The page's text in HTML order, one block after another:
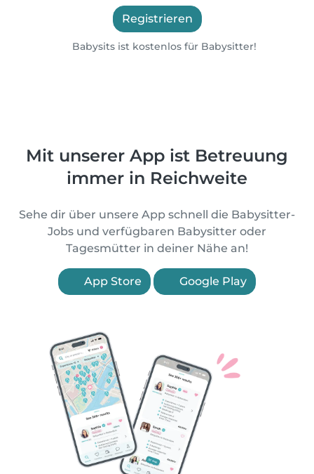
Registrieren
Babysits ist kostenlos für Babysitter!
Mit unserer App ist Betreuung
immer in Reichweite
Sehe dir über unsere App schnell die Babysitter-
Jobs und verfügbaren Babysitter oder
Tagesmütter in deiner Nähe an!
App Store Google Play